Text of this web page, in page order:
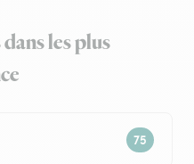
les plus